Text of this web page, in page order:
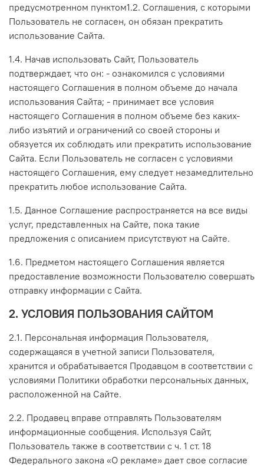
предусмотренном пунктом1.2. Соглашения, с которыми
Пользователь не согласен, он обязан прекратить
использование Сайта.
1.4. Начав использовать Сайт, Пользователь
подтверждает, что он: - ознакомился с условиями
настоящего Соглашения в полном объеме до начала
использования Сайта; - принимает все условия
настоящего Соглашения в полном объеме без каких-
либо изъятий и ограничений со своей стороны и
обязуется их соблюдать или прекратить использование
Сайта. Если Пользователь не согласен с условиями
настоящего Соглашения, ему следует незамедлительно
прекратить любое использование Сайта.
1.5. Данное Соглашение распространяется на все виды
услуг, представленных на Сайте, пока такие
предложения с описанием присутствуют на Сайте.
1.6. Предметом настоящего Соглашения является
предоставление возможности Пользователю совершать
отправку информации с Сайта.
2. УСЛОВИЯ ПОЛЬЗОВАНИЯ САЙТОМ
2.1. Персональная информация Пользователя,
содержащаяся в учетной записи Пользователя,
хранится и обрабатывается Продавцом в соответствии с
условиями Политики обработки персональных данных,
расположенной на Сайте.
2.2. Продавец вправе отправлять Пользователям
информационные сообщения. Используя Сайт,
Пользователь также в соответствии с ч. 1 ст. 18
Федерального закона «О рекламе» дает свое согласие